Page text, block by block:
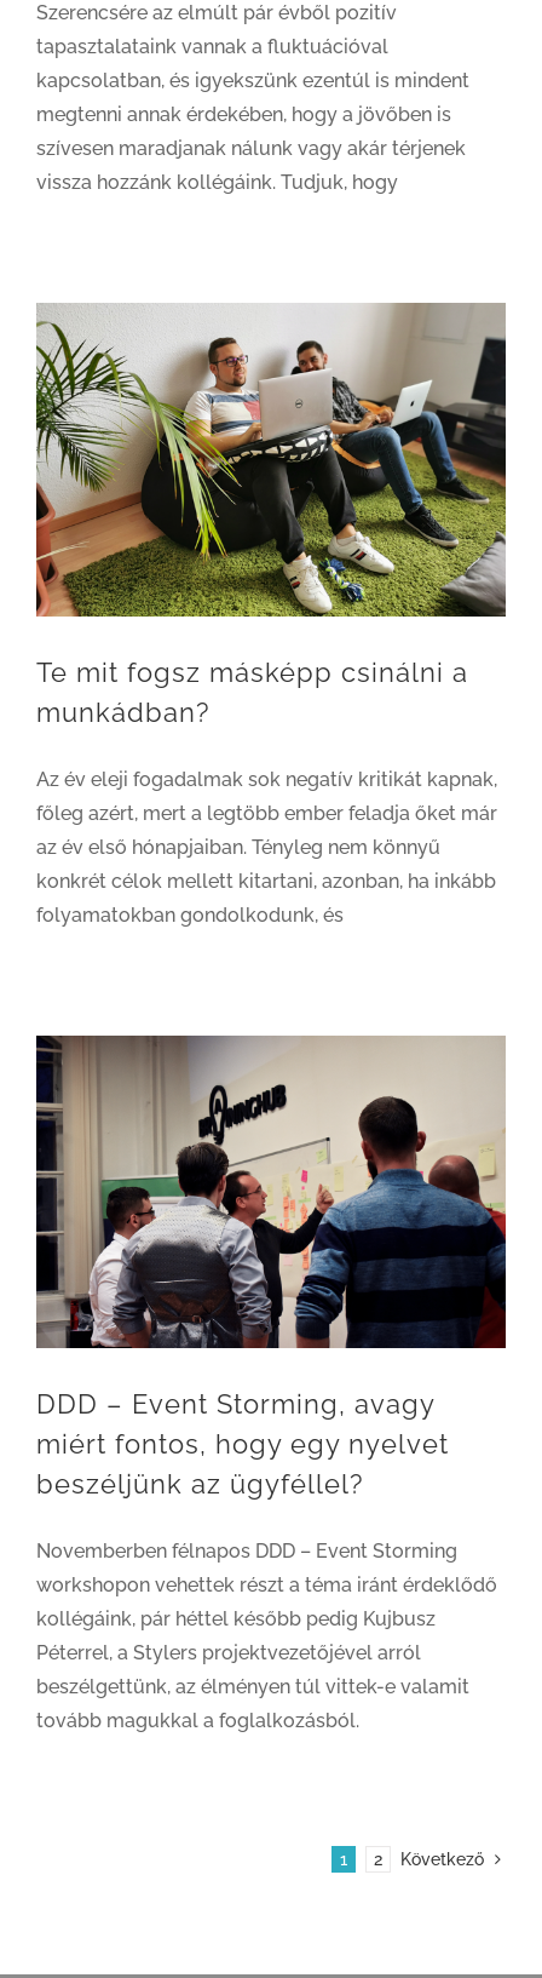
Szerencsére az elmúlt pár évből pozitív
tapasztalataink vannak a fluktuációval
kapcsolatban, és igyekszünk ezentúl is mindent
megtenni annak érdekében, hogy a jövőben is
szívesen maradjanak nálunk vagy akár térjenek
vissza hozzánk kollégáink. Tudjuk, hogy
Te mit fogsz másképp csinálni a
munkádban?
Az év eleji fogadalmak sok negatív kritikát kapnak,
főleg azért, mert a legtöbb ember feladja őket már
az év első hónapjaiban. Tényleg nem könnyű
konkrét célok mellett kitartani, azonban, ha inkább
folyamatokban gondolkodunk, és
DDD – Event Storming, avagy
miért fontos, hogy egy nyelvet
beszéljünk az ügyféllel?
Novemberben félnapos DDD – Event Storming
workshopon vehettek részt a téma iránt érdeklődő
kollégáink, pár héttel később pedig Kujbusz
Péterrel, a Stylers projektvezetőjével arról
beszélgettünk, az élményen túl vittek-e valamit
tovább magukkal a foglalkozásból.
1 2 Következő